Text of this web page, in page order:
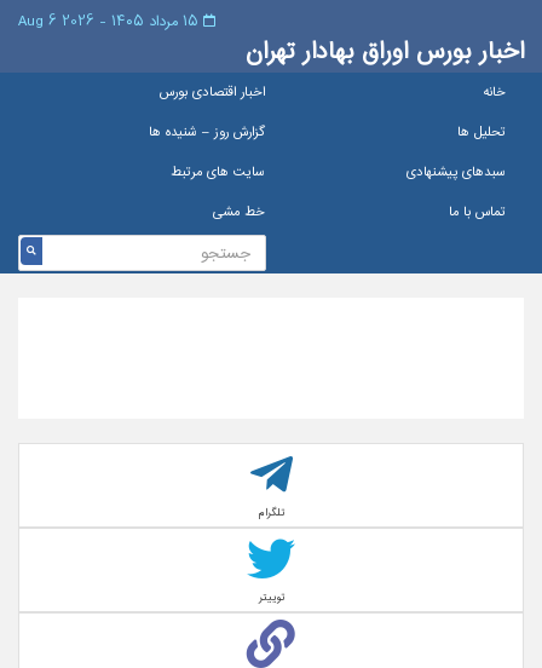
اخبار بورس اوراق بهادار تهران
خانه
اخبار اقتصادی بورس
تحلیل ها
گزارش روز – شنيده ها
سبدهای پیشنهادی
سایت های مرتبط
تماس با ما
خط مشی
تلگرام
توییتر